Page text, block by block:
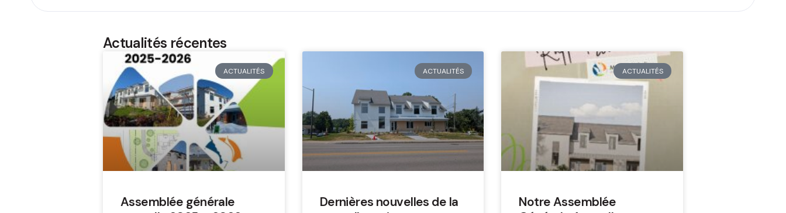
Actualités récentes
ACTUALITÉS
Assemblée générale
ACTUALITÉS
Dernières nouvelles de la
ACTUALITÉS
Notre Assemblée